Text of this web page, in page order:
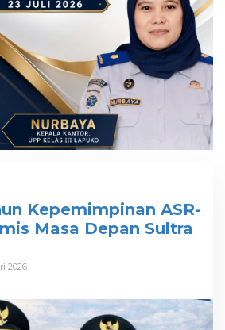
Kepemimpinan ASR-
Masa Depan Sultra
2026